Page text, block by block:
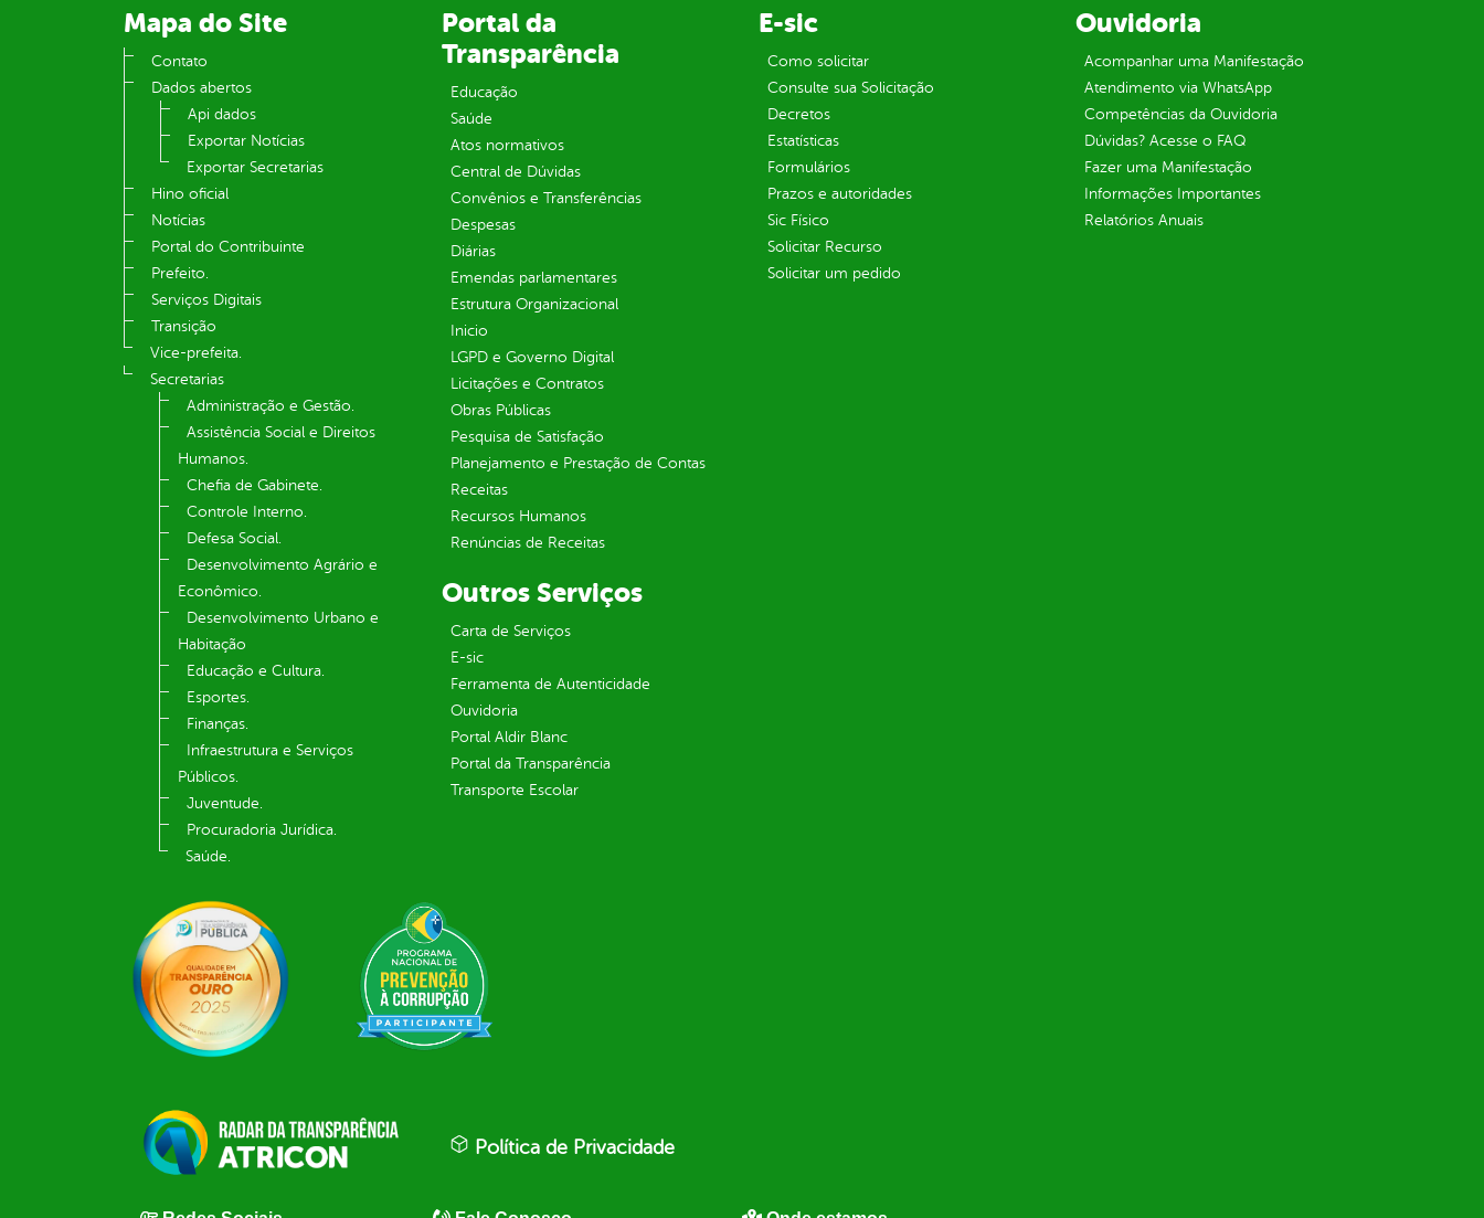
Mapa do Site
Contato
Dados abertos
Api dados
Exportar Notícias
Exportar Secretarias
Hino oficial
Notícias
Portal do Contribuinte
Prefeito.
Serviços Digitais
Transição
Vice-prefeita.
Secretarias
Administração e Gestão.
Assistência Social e Direitos
Humanos.
Chefia de Gabinete.
Controle Interno.
Defesa Social.
Desenvolvimento Agrário e
Econômico.
Desenvolvimento Urbano e
Habitação
Educação e Cultura.
Esportes.
Finanças.
Infraestrutura e Serviços
Públicos.
Juventude.
Procuradoria Jurídica.
Saúde.
Portal da
Transparência
Educação
Saúde
Atos normativos
Central de Dúvidas
Convênios e Transferências
Despesas
Diárias
Emendas parlamentares
Estrutura Organizacional
Inicio
LGPD e Governo Digital
Licitações e Contratos
Obras Públicas
Pesquisa de Satisfação
Planejamento e Prestação de Contas
Receitas
Recursos Humanos
Renúncias de Receitas
E-sic
Como solicitar
Consulte sua Solicitação
Decretos
Estatísticas
Formulários
Prazos e autoridades
Sic Físico
Solicitar Recurso
Solicitar um pedido
Ouvidoria
Acompanhar uma Manifestação
Atendimento via WhatsApp
Competências da Ouvidoria
Dúvidas? Acesse o FAQ
Fazer uma Manifestação
Informações Importantes
Relatórios Anuais
Outros Serviços
Carta de Serviços
E-sic
Ferramenta de Autenticidade
Ouvidoria
Portal Aldir Blanc
Portal da Transparência
Transporte Escolar
Política de Privacidade